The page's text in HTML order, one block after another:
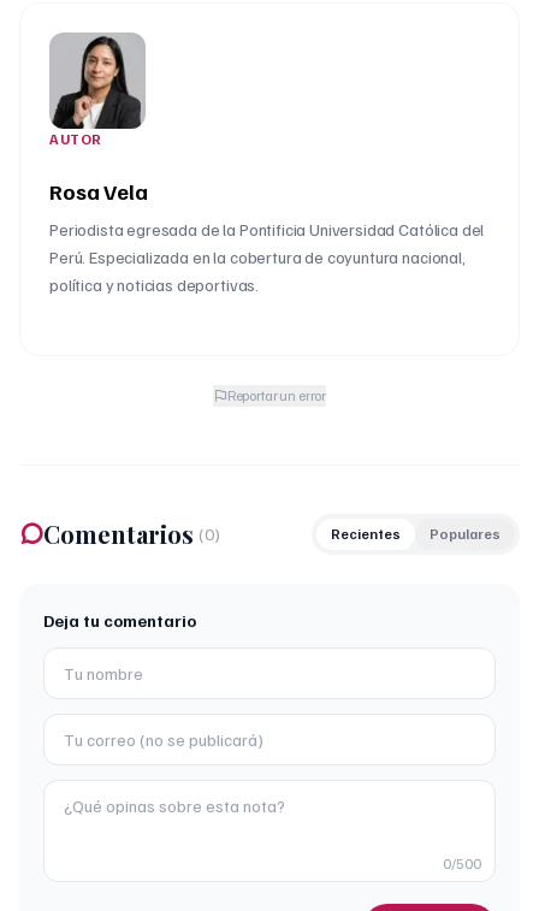
AUTOR
Rosa Vela
Periodista egresada de la Pontificia Universidad Católica del
Perú. Especializada en la cobertura de coyuntura nacional,
política y noticias deportivas.
Reportar un error
Comentarios (0) Recientes Populares
Deja tu comentario
0/500